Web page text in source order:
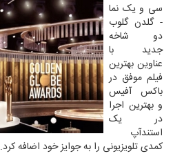
سی و یک نما
- گلدن گلوب
دو شاخه
جدید با
عناوین بهترین
فیلم موفق در
باکس آفیس
و بهترین اجرا
در یک
استندآپ
کمدی تلویزیونی را به جوایز خود اضافه کرد.